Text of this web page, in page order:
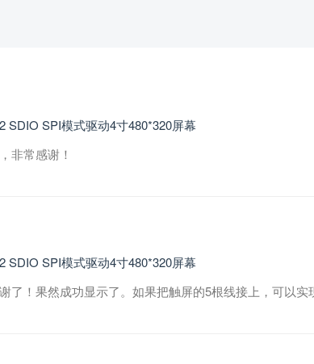
SDIO SPI模式驱动4寸480*320屏幕
非常感谢！
SDIO SPI模式驱动4寸480*320屏幕
了！果然成功显示了。如果把触屏的5根线接上，可以实